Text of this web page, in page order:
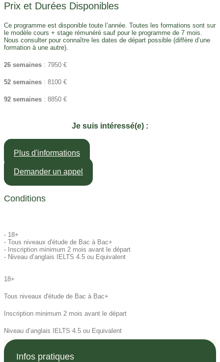
Prix et Durées Disponibles
Ce programme est disponible toute l’année. Toutes les formations sont sur
le modèle cours + stage rémunéré sauf pour le programme de 7 mois.
Nous consulter pour connaître les dates de départ possible (diffère d’une
formation à une autre).
26 semaines : 7950 €
52 semaines : 8100 €
92 semaines : 8850 €
Je suis intéressé(e) :
Plus d'informations
Demander un appel
Conditions
- 18+
- Tous niveaux d'étude de Bac à Bac+
- Inscription minimum 2 mois avant le départ
- Niveau d’anglais IELTS 4.5 ou Equivalent
18+
Tous niveaux d'étude de Bac à Bac+
Inscription minimum 2 mois avant le départ
Niveau d’anglais IELTS 4.5 ou Equivalent
Infos pratiques